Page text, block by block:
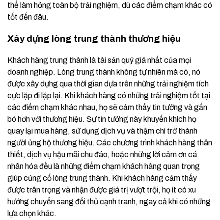
thể làm hỏng toàn bộ trải nghiệm, dù các điểm chạm khác có
tốt đến đâu.
Xây dựng lòng trung thành thương hiệu
Khách hàng trung thành là tài sản quý giá nhất của mọi
doanh nghiệp. Lòng trung thành không tự nhiên mà có, nó
được xây dựng qua thời gian dựa trên những trải nghiệm tích
cực lặp đi lặp lại. Khi khách hàng có những trải nghiệm tốt tại
các điểm chạm khác nhau, họ sẽ cảm thấy tin tưởng và gắn
bó hơn với thương hiệu. Sự tin tưởng này khuyến khích họ
quay lại mua hàng, sử dụng dịch vụ và thậm chí trở thành
người ủng hộ thương hiệu. Các chương trình khách hàng thân
thiết, dịch vụ hậu mãi chu đáo, hoặc những lời cảm ơn cá
nhân hóa đều là những điểm chạm khách hàng quan trọng
giúp củng cố lòng trung thành. Khi khách hàng cảm thấy
được trân trọng và nhận được giá trị vượt trội, họ ít có xu
hướng chuyển sang đối thủ cạnh tranh, ngay cả khi có những
lựa chọn khác.